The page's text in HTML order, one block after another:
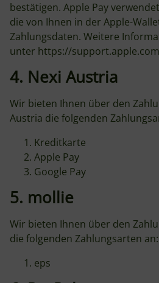
bestätigen. Apple Pay
die von Ihnen in der Apple-
Zahlungsdaten. Weitere
unter https://
4. Nexi Austria
Wir bieten Ihnen über den
Austria die folgenden
Kreditkarte
Apple Pay
Google Pay
5. mollie
Wir bieten Ihnen über den
die folgenden Zahlungsarten an:
eps